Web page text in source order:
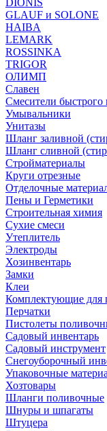
DIONIS
GLAUF и SOLONE
HAIBA
LEMARK
ROSSINKA
TRIGOR
ОЛИМП
Славен
Смесители быстрого
Умывальники
Унитазы
Шланг заливной
Шланг сливной
Стройматериалы
Круги отрезные
Отделочные
Пены и Герметики
Строительная химия
Сухие смеси
Утеплитель
Электроды
Хозинвентарь
Замки
Клеи
Комплектующие для
Перчатки
Пистолеты
Садовый инвентарь
Садовый инструмент
Снегоуборочный
Упаковочные
Хозтовары
Шланги поливочные
Шнуры и шпагаты
Штуцера